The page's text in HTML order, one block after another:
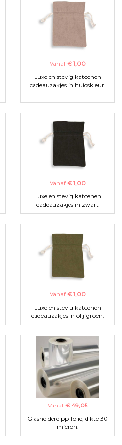
Vanaf € 1,00
Luxe en stevig katoenen
cadeauzakjes in huidskleur.
Vanaf € 1,00
Luxe en stevig katoenen
cadeauzakjes in zwart
Vanaf € 1,00
Luxe en stevig katoenen
cadeauzakjes in olijfgroen.
Vanaf € 49,05
Glasheldere pp-folie, dikte 30
micron.